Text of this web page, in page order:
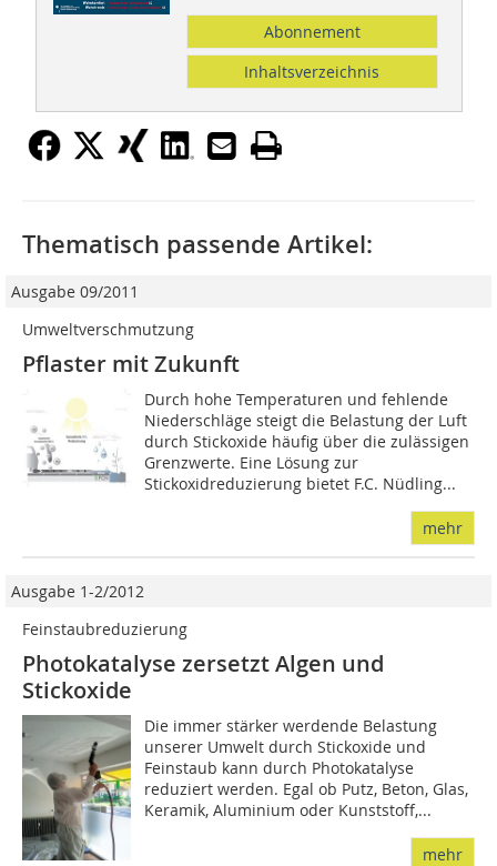
Abonnement
Inhaltsverzeichnis
Thematisch passende Artikel:
Ausgabe 09/2011
Umweltverschmutzung
Pflaster mit Zukunft
Durch hohe Temperaturen und fehlende
Niederschläge steigt die Belastung der Luft
durch Stickoxide häufig über die zulässigen
Grenzwerte. Eine Lösung zur
Stickoxidreduzierung bietet F.C. Nüdling...
mehr
Ausgabe 1-2/2012
Feinstaubreduzierung
Photokatalyse zersetzt Algen und
Stickoxide
Die immer stärker werdende Be­­lastung
unserer Umwelt durch Stickoxide und
Feinstaub kann durch Photokatalyse
reduziert wer­den. Egal ob Putz, Beton, Glas,
Keramik, Aluminium oder Kunststoff,...
mehr